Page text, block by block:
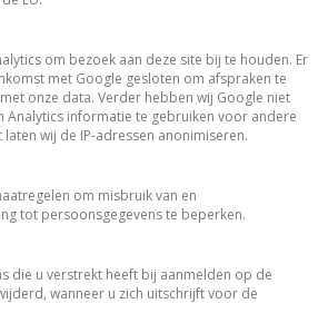
om bezoek aan deze site bij te houden. Er
met Google gesloten om afspraken te
onze data. Verder hebben wij Google niet
Analytics informatie te gebruiken voor andere
wij de IP-adressen anonimiseren.
om misbruik van en
tot persoonsgegevens te beperken.
die u verstrekt heeft bij aanmelden op de
wanneer u zich uitschrijft voor de